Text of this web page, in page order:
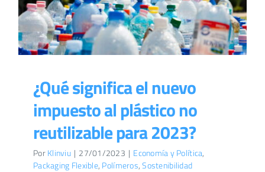
¿Qué significa el nuevo
impuesto al plástico no
reutilizable para 2023?
PorKlinviu | 27/01/2023 | Economía y Política,
Packaging Flexible, Polímeros,Sostenibilidad